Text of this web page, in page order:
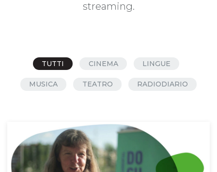
streaming.
TUTTI CINEMA LINGUE
MUSICA TEATRO RADIODIARIO